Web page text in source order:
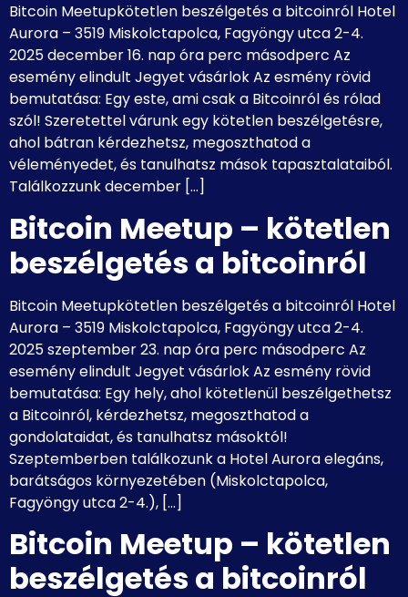
Bitcoin Meetupkötetlen beszélgetés a bitcoinról Hotel
Aurora – 3519 Miskolctapolca, Fagyöngy utca 2-4.
2025 december 16. nap óra perc másodperc Az
esemény elindult Jegyet vásárlok Az esmény rövid
bemutatása: Egy este, ami csak a Bitcoinról és rólad
szól! Szeretettel várunk egy kötetlen beszélgetésre,
ahol bátran kérdezhetsz, megoszthatod a
véleményedet, és tanulhatsz mások tapasztalataiból.
Találkozzunk december […]
Bitcoin Meetup – kötetlen
beszélgetés a bitcoinról
Bitcoin Meetupkötetlen beszélgetés a bitcoinról Hotel
Aurora – 3519 Miskolctapolca, Fagyöngy utca 2-4.
2025 szeptember 23. nap óra perc másodperc Az
esemény elindult Jegyet vásárlok Az esmény rövid
bemutatása: Egy hely, ahol kötetlenül beszélgethetsz
a Bitcoinról, kérdezhetsz, megoszthatod a
gondolataidat, és tanulhatsz másoktól!
Szeptemberben találkozunk a Hotel Aurora elegáns,
barátságos környezetében (Miskolctapolca,
Fagyöngy utca 2-4.), […]
Bitcoin Meetup – kötetlen
beszélgetés a bitcoinról